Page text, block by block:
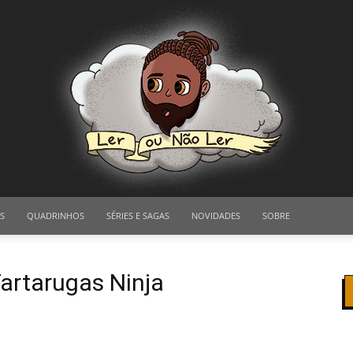
QUADRINHOS SÉRIES E SAGAS NOVIDADES SOBRE
Ninja